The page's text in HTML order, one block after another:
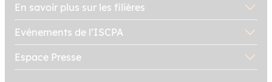
En savoir plus sur les filières
Evénements de l’ISCPA
Espace Presse